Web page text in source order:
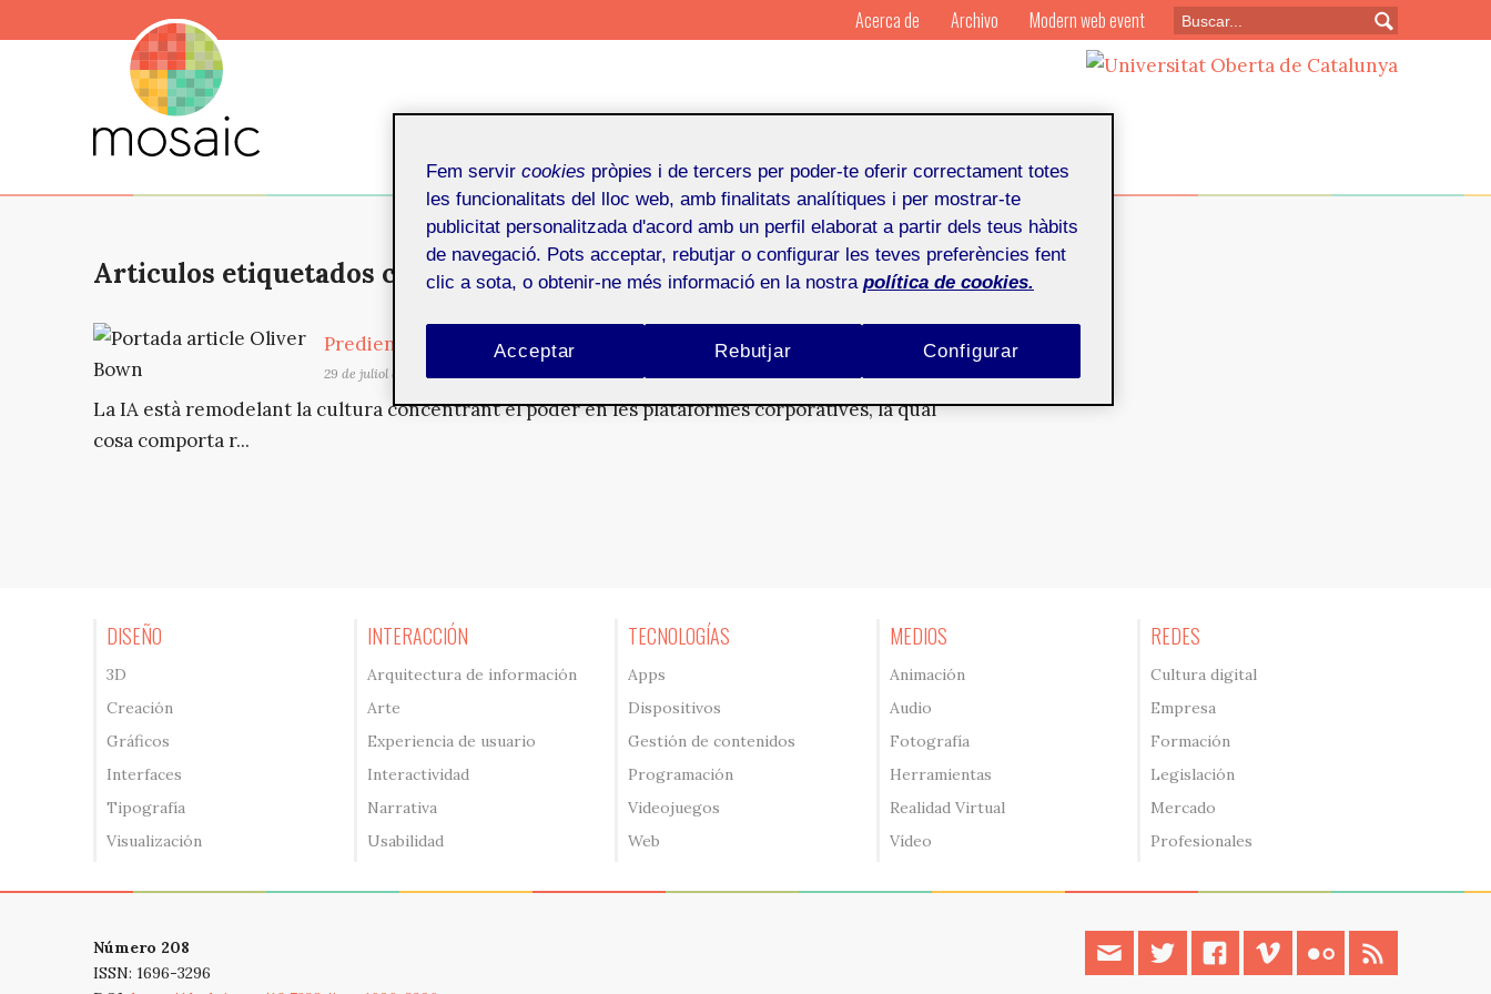
Articulos etiquetados con: transformació cultural
Predient la cultura
29 de juliol de 2025
La IA està remodelant la cultura concentrant el poder en les plataformes corporatives, la qual
cosa comporta r...
DISEÑO
3D
Creación
Gráficos
Interfaces
Tipografía
Visualización
INTERACCIÓN
Arquitectura de información
Arte
Experiencia de usuario
Interactividad
Narrativa
Usabilidad
TECNOLOGÍAS
Apps
Dispositivos
Gestión de contenidos
Programación
Videojuegos
Web
MEDIOS
Animación
Audio
Fotografía
Herramientas
Realidad Virtual
Vídeo
REDES
Cultura digital
Empresa
Formación
Legislación
Mercado
Profesionales
Acerca de Archivo Modern web event
Número 208
ISSN: 1696-3296
contacto twitter facebook vimeo flickr
Fem servir cookies pròpies i de tercers per poder-te oferir correctament totes
les funcionalitats del lloc web, amb finalitats analítiques i per mostrar-te
publicitat personalitzada d'acord amb un perfil elaborat a partir dels teus hàbits
de navegació. Pots acceptar, rebutjar o configurar les teves preferències fent
clic a sota, o obtenir-ne més informació en la nostra política de cookies.
Rebutjar
Acceptar Configurar